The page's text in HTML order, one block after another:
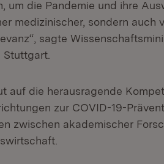
um die Pandemie und ihre
medizinischer, sondern auch
sagte
auf die herausragende
zur COVID-19-
zwischen akademischer